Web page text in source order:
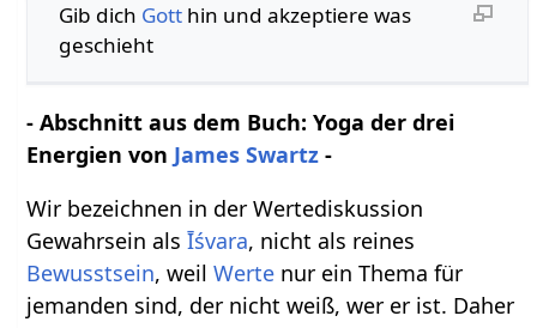
Gib dich Gotthin und akzeptiere was
geschieht
- Abschnitt aus dem Buch: Yoga der drei
Energien von James Swartz -
Wir bezeichnen in der Wertediskussion
Gewahrsein alsĪśvara, nicht als reines
Bewusstsein, weilWerte nur ein Thema für
jemanden sind, der nicht weiß, wer er ist. Daher